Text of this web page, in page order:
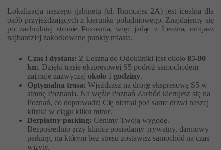
Lokalizacja naszego gabinetu (ul. Rumcajsa 2A) jest idealna dla
osób przyjeżdżających z kierunku południowego. Znajdujemy się
po zachodniej stronie Poznania, więc jadąc z Leszna, omijasz
najbardziej zakorkowane punkty miasta.
Czas i dystans: Z Leszna do Odokliniki jest około 85-90
km. Dzięki trasie ekspresowej S5 podróż samochodem
zajmuje zazwyczaj około 1 godziny.
Optymalna trasa: Wjeżdżasz na drogę ekspresową S5 w
stronę Poznania. Na węźle Poznań Zachód kierujesz się na
Poznań, co doprowadzi Cię niemal pod same drzwi naszej
kliniki w ciągu kilku minut.
Bezpłatny parking: Cenimy Twoją wygodę.
Bezpośrednio przy klinice posiadamy prywatny, darmowy
parking, na którym bez stresu zostawisz samochód na czas
wizyty.